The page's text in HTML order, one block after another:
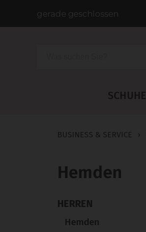
gerade geschlossen
SCHUHE
BUSINESS & SERVICE ›
Hemden
HERREN
Hemden